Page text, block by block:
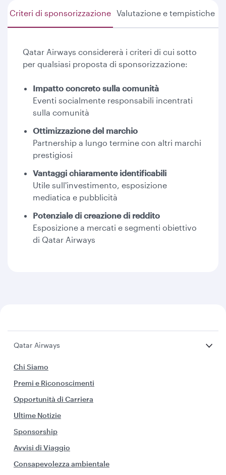
Criteri di sponsorizzazione Valutazione e tempistiche
Qatar Airways considererà i criteri di cui sotto
per qualsiasi proposta di sponsorizzazione:
Impatto concreto sulla comunità
Eventi socialmente responsabili incentrati
sulla comunità
Ottimizzazione del marchio
Partnership a lungo termine con altri marchi
prestigiosi
Vantaggi chiaramente identificabili
Utile sull'investimento, esposizione
mediatica e pubblicità
Potenziale di creazione di reddito
Esposizione a mercati e segmenti obiettivo
di Qatar Airways
Qatar Airways
Chi Siamo
Premi e Riconoscimenti
Opportunità di Carriera
Ultime Notizie
Sponsorship
Avvisi di Viaggio
Consapevolezza ambientale